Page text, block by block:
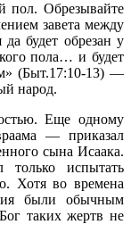
пол. Обрезывайте
завета между
будет обрезан у
пола… и будет
(Быт.17:10-13) —
народ.
Еще одному
— приказал
сына Исаака.
испытать
Хотя во времена
были обычным
таких жертв не